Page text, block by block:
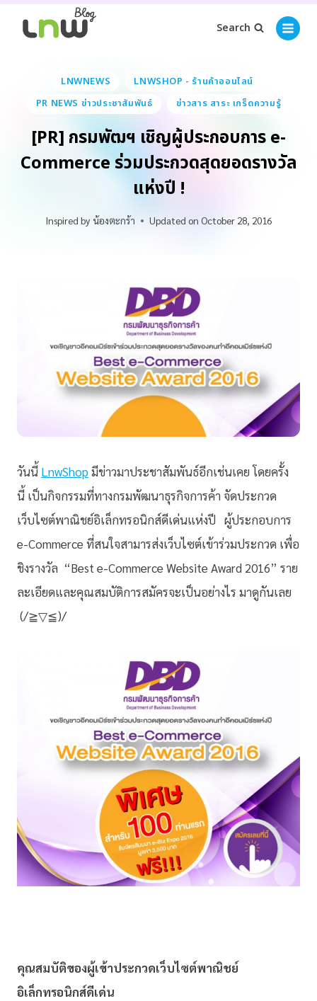
Search
LNWNEWS
LNWSHOP - ร้านค้าออนไลน์
PR NEWS ข่าวประชาสัมพันธ์
ข่าวสาร สาระ เกร็ดความรู้
[PR] กรมพัฒฯ เชิญผู้ประกอบการ e-
Commerce ร่วมประกวดสุดยอดรางวัล
แห่งปี !
Inspired by น้องตะกร้า Updated on October 28, 2016
วันนี้ LnwShopมีข่าวมาประชาสัมพันธ์อีกเช่นเคย โดยครั้ง
นี้ เป็นกิจกรรมที่ทางกรมพัฒนาธุรกิจการค้า จัดประกวด
เว็บไซต์พาณิชย์อิเล็กทรอนิกส์ดีเด่นแห่งปี ผู้ประกอบการ
e-Commerce ที่สนใจสามารส่งเว็บไซต์เข้าร่วมประกวด เพื่อ
ชิงรางวัล “Best e-Commerce Website Award 2016” ราย
ละเอียดและคุณสมบัติการสมัครจะเป็นอย่างไร มาดูกันเลย
(/≧▽≦)/
คุณสมบัติของผู้เข้าประกวดเว็บไซต์พาณิชย์
อิเล็กทรอนิกส์ดีเด่น